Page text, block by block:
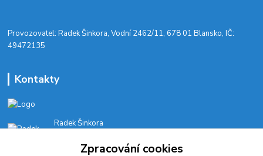
​Provozovatel: Radek Šinkora, Vodní 2462/11, 678 01 Blansko, IČ:
49472135
Kontakty
Radek Šinkora
E-SHOP: Po-Pá, 8-17 hod.
Zpracování cookies